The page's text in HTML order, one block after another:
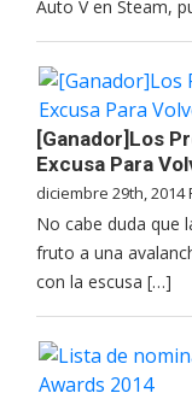
Auto V en Steam,
[Ganador]Los
Excusa Para
diciembre 29th, 2014
No cabe duda que
fruto a una
con la escusa […]